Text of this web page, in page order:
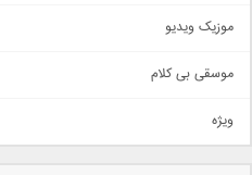
سنتی
اهنگ بندرعباسی
دمو
مذهبی
موزیک ویدیو
موسقی بی کلام
ویژه